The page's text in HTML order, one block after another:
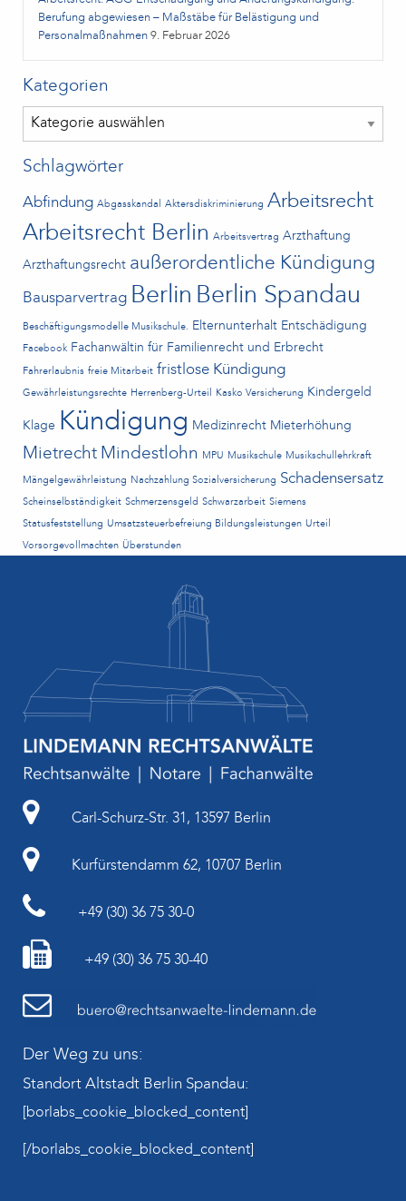
Berufung abgewiesen – Maßstäbe für Belästigung und
Personalmaßnahmen 9. Februar 2026
Kategorien
Kategorien
Schlagwörter
Abfindung Abgasskandal Aktersdiskriminierung Arbeitsrecht
Arbeitsrecht Berlin Arbeitsvertrag Arzthaftung
Arzthaftungsrecht außerordentliche Kündigung
Bausparvertrag Berlin Berlin Spandau
Beschäftigungsmodelle Musikschule. Elternunterhalt Entschädigung
Facebook Fachanwältin für Familienrecht und Erbrecht
Fahrerlaubnis freie Mitarbeit fristlose Kündigung
Gewährleistungsrechte Herrenberg-Urteil Kasko Versicherung Kindergeld
Klage Kündigung Medizinrecht Mieterhöhung
Mietrecht Mindestlohn MPU Musikschule Musikschullehrkraft
Mängelgewährleistung Nachzahlung Sozialversicherung Schadensersatz
Scheinselbständigkeit Schmerzensgeld Schwarzarbeit Siemens
Statusfeststellung Umsatzsteuerbefreiung Bildungsleistungen Urteil
Vorsorgevollmachten Überstunden
Carl-Schurz-Str. 31, 13597 Berlin
Kurfürstendamm 62, 10707 Berlin
+49 (30) 36 75 30-0
+49 (30) 36 75 30-40
Der Weg zu uns:
Standort Altstadt Berlin Spandau:
[borlabs_cookie_blocked_content]
[/borlabs_cookie_blocked_content]